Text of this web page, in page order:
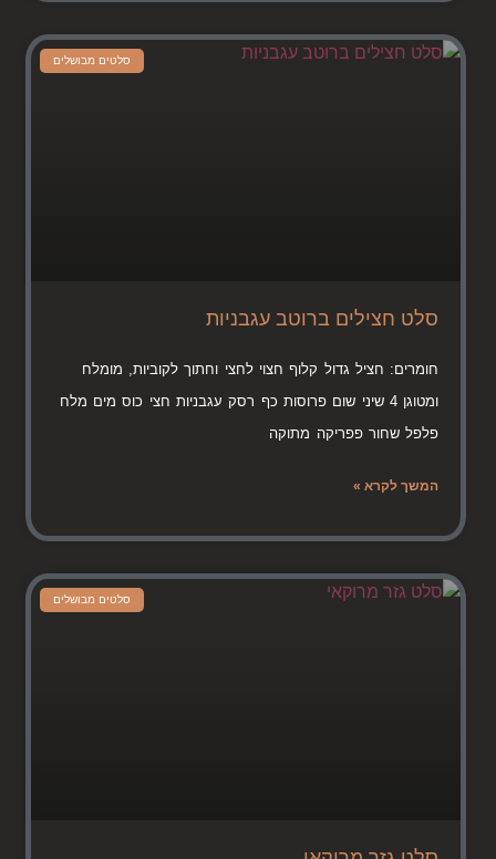
סלטים מבושלים
סלט חצילים ברוטב עגבניות
חומרים: חציל גדול קלוף חצוי לחצי וחתוך לקוביות, מומלח
ומטוגן 4 שיני שום פרוסות כף רסק עגבניות חצי כוס מים מלח
פלפל שחור פפריקה מתוקה
המשך לקרא »
סלטים מבושלים